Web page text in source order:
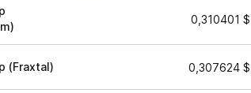
0,310401 $
(Fraxtal) 0,307624 $